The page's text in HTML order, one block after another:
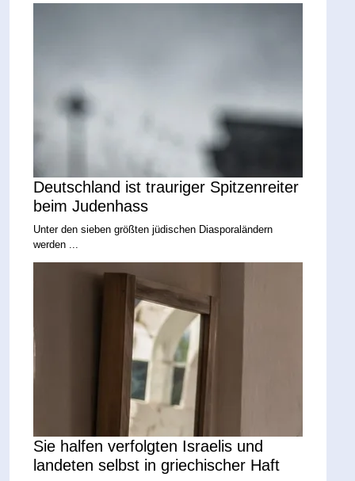
Deutschland ist trauriger Spitzenreiter
beim Judenhass
Unter den sieben größten jüdischen Diasporaländern
werden ...
Sie halfen verfolgten Israelis und
landeten selbst in griechischer Haft